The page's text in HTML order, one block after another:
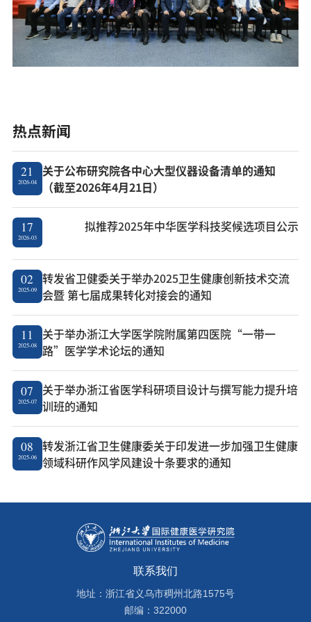
热点新闻
21
2026-04
关于公布研究院各中心大型仪器设备清单的通知
（截至2026年4月21日）
17
2026-03
拟推荐2025年中华医学科技奖候选项目公示
02
2025-09
转发省卫健委关于举办2025卫生健康创新技术交流
会暨 第七届成果转化对接会的通知
11
2025-08
关于举办浙江大学医学院附属第四医院“一带一
路”医学学术论坛的通知
07
2025-07
关于举办浙江省医学科研项目设计与撰写能力提升培
训班的通知
08
2025-06
转发浙江省卫生健康委关于印发进一步加强卫生健康
领域科研作风学风建设十条要求的通知
联系我们
地址：浙江省义乌市稠州北路1575号
邮编：322000